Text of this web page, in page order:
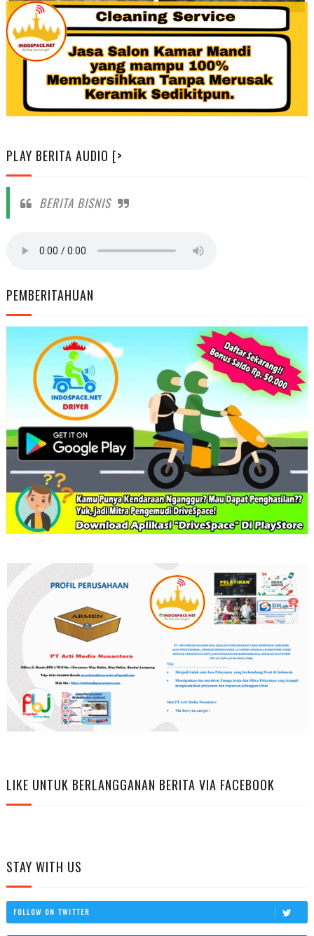
PLAY BERITA AUDIO [>
BERITA BISNIS
PEMBERITAHUAN
LIKE UNTUK BERLANGGANAN BERITA VIA FACEBOOK
STAY WITH US
FOLLOW ON TWITTER